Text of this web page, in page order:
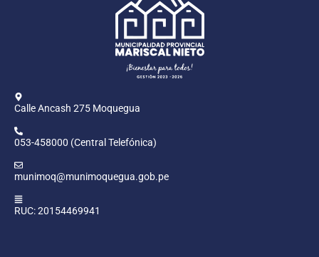
Calle Ancash 275 Moquegua
053-458000 (Central Telefónica)
munimoq@munimoquegua.gob.pe
RUC: 20154469941